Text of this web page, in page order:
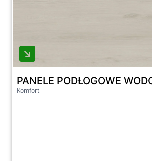
PANELE PODŁOGOWE
Komfort